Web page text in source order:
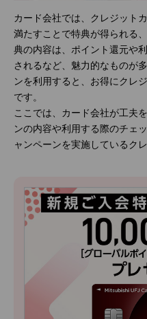
カード会社では、クレジット
満たすことで特典が得られる
典の内容は、ポイント還元や
されるなど、魅力的なものが
ンを利用すると、お得にクレ
です。
ここでは、カード会社が工夫
ンの内容や利用する際のチェ
ャンペーンを実施しているク